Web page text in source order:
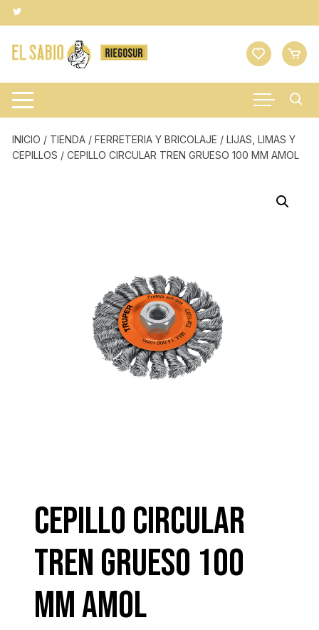
Saltar
al
contenido
INICIO / TIENDA /FERRETERIA Y BRICOLAJE /LIJAS, LIMAS Y
CEPILLOS / CEPILLO CIRCULAR TREN GRUESO 100 MM AMOL
CEPILLO CIRCULAR
TREN GRUESO 100
MM AMOL